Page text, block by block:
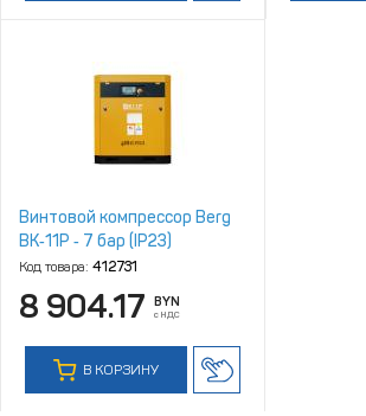
Винтовой компрессор Berg
ВК‑11Р ‑ 7 бар (IP23)
Код товара: 412731
8 904.17 BYN
с НДС
В КОРЗИНУ